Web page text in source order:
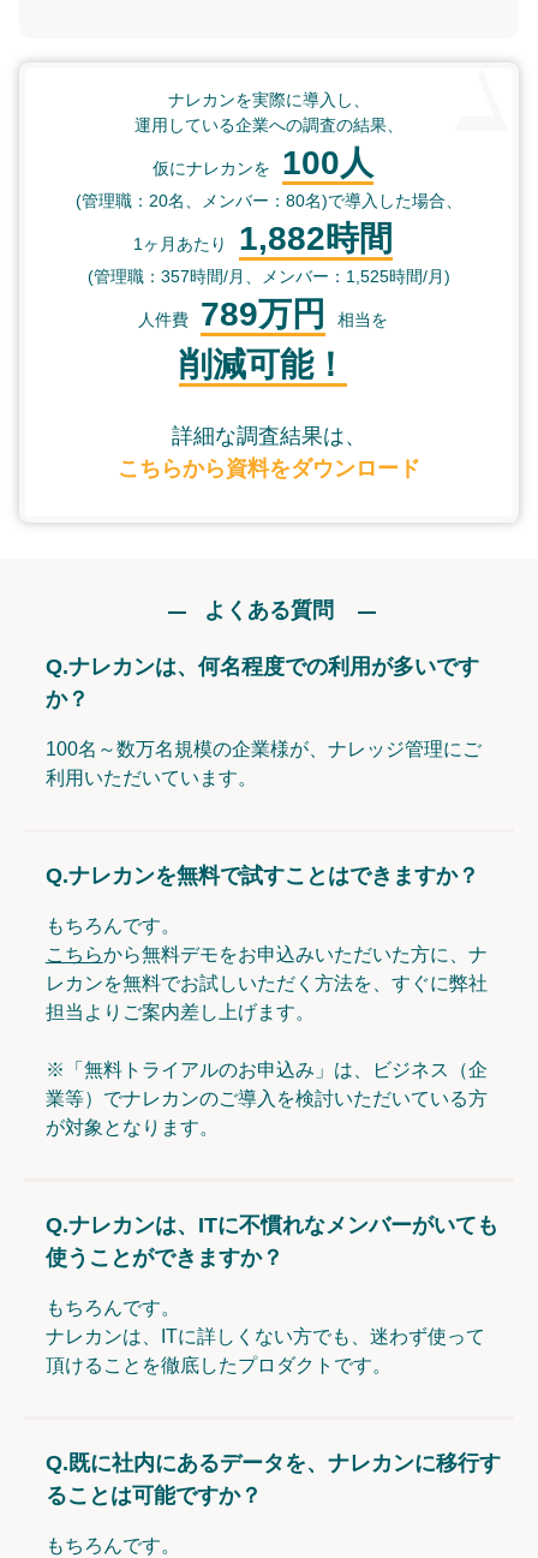
ナレカンを実際に導入し、
運用している企業への調査の結果、
仮にナレカンを 100人
(管理職：20名、メンバー：80名)で導入した場合、
1ヶ月あたり 1,882時間
(管理職：357時間/月、メンバー：1,525時間/月)
人件費 789万円 相当を
削減可能！
詳細な調査結果は、
こちらから資料をダウンロード
よくある質問
Q.ナレカンは、何名程度での利用が多いです
か？
100名～数万名規模の企業様が、ナレッジ管理にご
利用いただいています。
Q.ナレカンを無料で試すことはできますか？
もちろんです。
こちらから無料デモをお申込みいただいた方に、ナ
レカンを無料でお試しいただく方法を、すぐに弊社
担当よりご案内差し上げます。
※「無料トライアルのお申込み」は、ビジネス（企
業等）でナレカンのご導入を検討いただいている方
が対象となります。
Q.ナレカンは、ITに不慣れなメンバーがいても
使うことができますか？
もちろんです。
ナレカンは、ITに詳しくない方でも、迷わず使って
頂けることを徹底したプロダクトです。
Q.既に社内にあるデータを、ナレカンに移行す
ることは可能ですか？
もちろんです。